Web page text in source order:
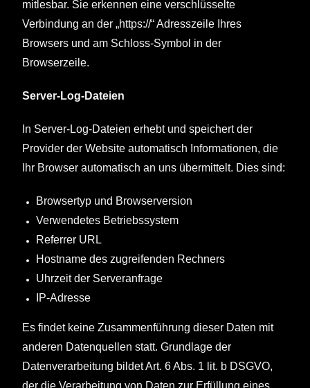
mitlesbar. Sie erkennen eine verschlüsselte
Verbindung an der „https://“ Adresszeile Ihres
Browsers und am Schloss-Symbol in der
Browserzeile.
Server-Log-Dateien
In Server-Log-Dateien erhebt und speichert der
Provider der Website automatisch Informationen, die
Ihr Browser automatisch an uns übermittelt. Dies sind:
Browsertyp und Browserversion
Verwendetes Betriebssystem
Referrer URL
Hostname des zugreifenden Rechners
Uhrzeit der Serveranfrage
IP-Adresse
Es findet keine Zusammenführung dieser Daten mit
anderen Datenquellen statt. Grundlage der
Datenverarbeitung bildet Art. 6 Abs. 1 lit. b DSGVO,
der die Verarbeitung von Daten zur Erfüllung eines